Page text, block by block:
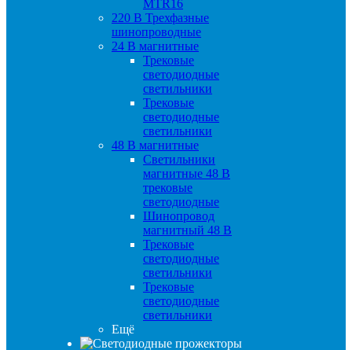
MTR16
220 B Трехфазные
шинопроводные
24 B магнитные
Трековые
светодиодные
светильники
Трековые
светодиодные
светильники
48 B магнитные
Светильники
магнитные 48 В
трековые
светодиодные
Шинопровод
магнитный 48 В
Трековые
светодиодные
светильники
Трековые
светодиодные
светильники
Ещё